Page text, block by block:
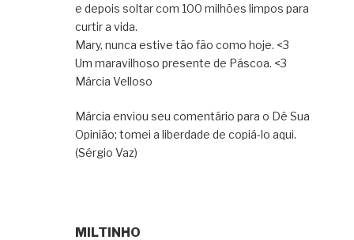
e depois soltar com 100 milhões limpos para
curtir a vida.
Mary, nunca estive tão fão como hoje. <3
Um maravilhoso presente de Páscoa. <3
Márcia Velloso
Márcia enviou seu comentário para o Dê Sua
Opinião; tomei a liberdade de copiá-lo aqui.
(Sérgio Vaz)
MILTINHO